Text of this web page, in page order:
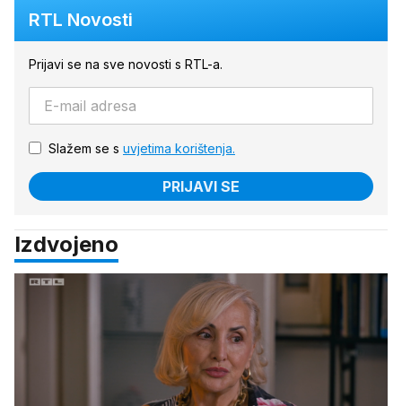
RTL Novosti
Prijavi se na sve novosti s RTL-a.
Slažem se s uvjetima korištenja.
PRIJAVI SE
Izdvojeno